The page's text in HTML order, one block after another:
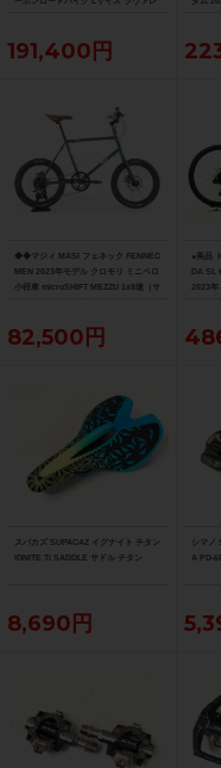
191,400円
◆◆マジィ MASI フェネック FENNEC
MEN 2023年モデル クロモリ ミニベロ
小径車 microSHIFT MEZZU 1x8速（サ
82,500円
●美品
DA SL
2023年
スパカズ SUPACAZ イグナイト チタン
IGNITE Ti SADDLE サドル チタン
8,690円
シマノ
A PD-